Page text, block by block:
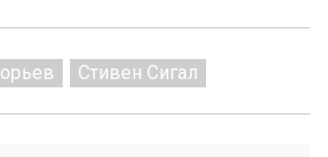
Стивен Сигал